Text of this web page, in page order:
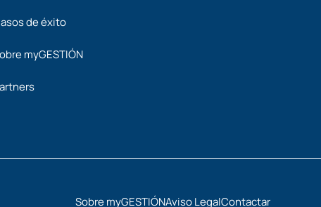
de éxito
myGESTIÓN
Sobre myGESTIÓNAviso LegalContactar